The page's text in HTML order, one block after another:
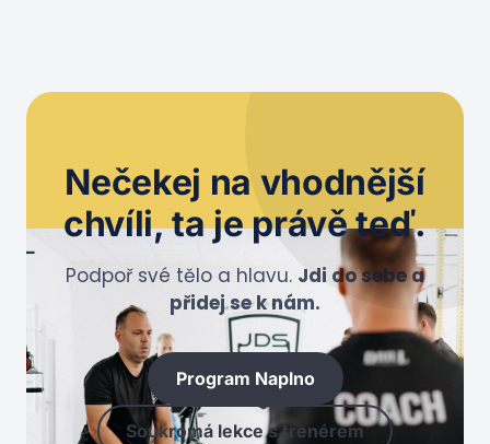
Nečekej na vhodnější
chvíli, ta je právě teď.
Podpoř své tělo a hlavu. Jdi do sebe a
přidej se k nám.
Program Naplno
Soukromá lekce s trenérem